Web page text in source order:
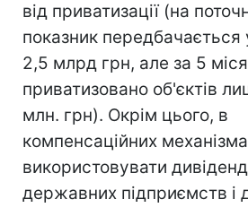
від приватизації (на
показник передбачається
2,5 млрд грн, але за 5
приватизовано об'єктів
млн. грн). Окрім цього, в
компенсаційних
використовувати
державних підприємств і